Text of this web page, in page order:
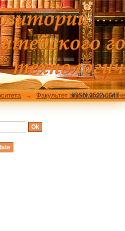
Теме
→ Факультет экономики и
ISSN 2522-1647